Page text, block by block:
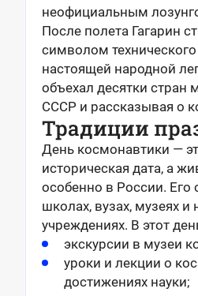
неофициальным
После полета Гагарин
символом
настоящей народной
объехал десятки стран
СССР и рассказывая о
Традиции
День космонавтики —
историческая дата, а
особенно в России. Его
школах, вузах, музеях и
учреждениях. В этот
экскурсии в музеи
уроки и лекции о
достижениях науки;